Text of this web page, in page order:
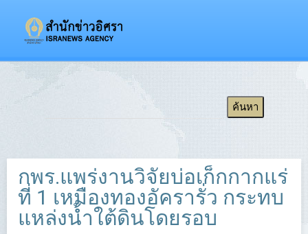
กพร.แพร่งานวิจัยบ่อเก็กกากแร่
ที่ 1 เหมืองทองอัครารั่ว กระทบ
แหล่งน้ำใต้ดินโดยรอบ